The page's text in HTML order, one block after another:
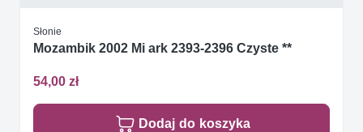
Słonie
Mozambik 2002 Mi ark 2393-2396 Czyste **
54,00 zł
Dodaj do koszyka